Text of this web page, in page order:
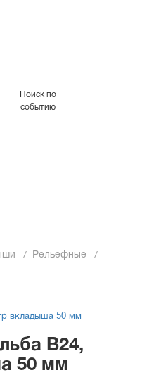
Поиск по
событию
Рельефные
B24,
50 мм